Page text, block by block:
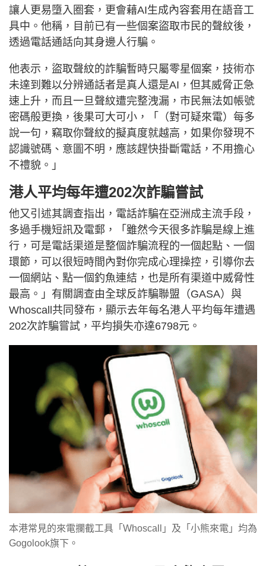
讓人更易墮入圈套，更會藉AI生成內容套用在語音工
具中。他稱，目前已有一些個案盜取市民的聲紋後，
透過電話通話向其身邊人行騙。
他表示，盜取聲紋的詐騙暫時只屬零星個案，技術亦
未達到難以分辨通話者是真人還是AI，但其威脅正急
速上升，而且一旦聲紋遭完整洩漏，市民無法如帳號
密碼般更換，後果可大可小，「（對可疑來電）每多
說一句，竊取你聲紋的擬真度就越高，如果你發現不
認識號碼、意圖不明，應該趕快掛斷電話，不用擔心
不禮貌。」
港人平均每年遭202次詐騙嘗試
他又引述其調查指出，電話詐騙在亞洲成主流手段，
多過手機短訊及電郵，「雖然今天很多詐騙是線上進
行，可是電話渠道是整個詐騙流程的一個起點、一個
環節，可以很短時間內對你完成心理操控，引導你去
一個網站、點一個釣魚連結，也是所有渠道中威脅性
最高。」有關調查由全球反詐騙聯盟（GASA）與
Whoscall共同發布，顯示去年每名港人平均每年遭遇
202次詐騙嘗試，平均損失亦達6798元。
本港常見的來電攔截工具「Whoscall」及「小熊來電」均為
Gogolook旗下。